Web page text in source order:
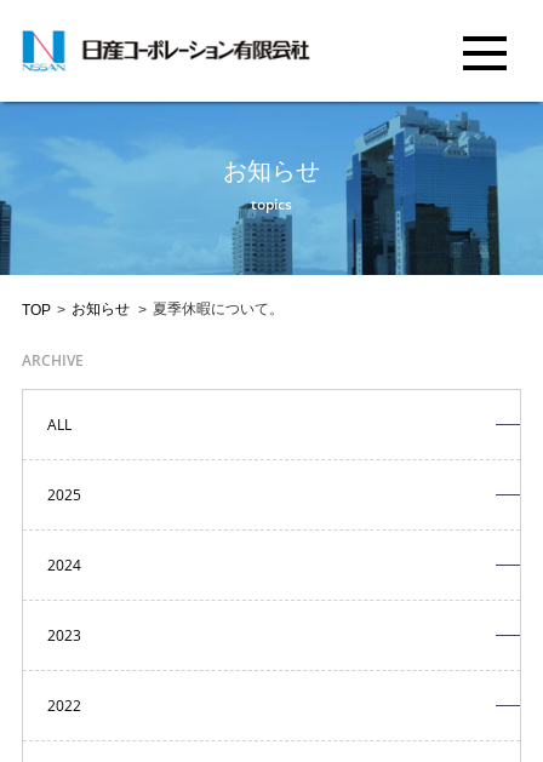
お知らせ
topics
TOP > お知らせ > 夏季休暇について。
ARCHIVE
ALL
2025
2024
2023
2022